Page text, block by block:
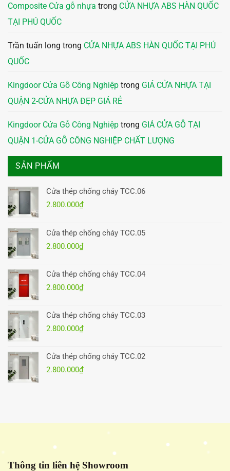
Composite Cửa gỗ nhựa trong CỬA NHỰA ABS HÀN QUỐC
TẠI PHÚ QUỐC
Trần tuấn long trong CỬA NHỰA ABS HÀN QUỐC TẠI PHÚ
QUỐC
Kingdoor Cửa Gỗ Công Nghiệp trong GIÁ CỬA NHỰA TẠI
QUẬN 2-CỬA NHỰA ĐẸP GIÁ RẺ
Kingdoor Cửa Gỗ Công Nghiệp trong GIÁ CỬA GỖ TẠI
QUẬN 1-CỬA GỖ CÔNG NGHIỆP CHẤT LƯỢNG
SẢN PHẨM
Cửa thép chống cháy TCC.06
2.800.000₫
Cửa thép chống cháy TCC.05
2.800.000₫
Cửa thép chống cháy TCC.04
2.800.000₫
Cửa thép chống cháy TCC.03
2.800.000₫
Cửa thép chống cháy TCC.02
2.800.000₫
Thông tin liên hệ Showroom